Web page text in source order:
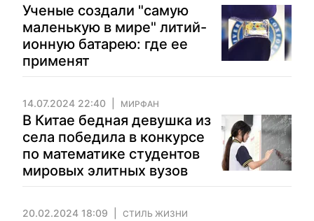
Ученые создали "самую
маленькую в мире" литий-
ионную батарею: где ее
применят
14.07.2024 22:40 МИРФАН
В Китае бедная девушка из
села победила в конкурсе
по математике студентов
мировых элитных вузов
20.02.2024 18:09 СТИЛЬ ЖИЗНИ